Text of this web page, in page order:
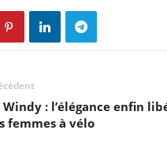
Windy : l’élégance enfin
femmes à vélo